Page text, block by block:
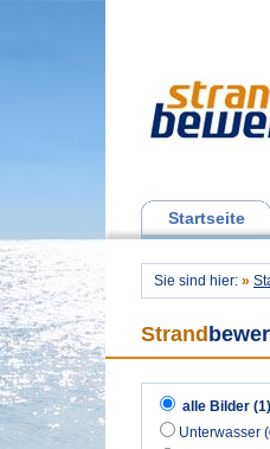
Startseite
Sie sind hier: »
Strand
alle Bilder (1)
Unterwasser